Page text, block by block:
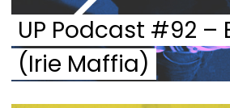
UP Podcast #92 –
(Irie Maffia)